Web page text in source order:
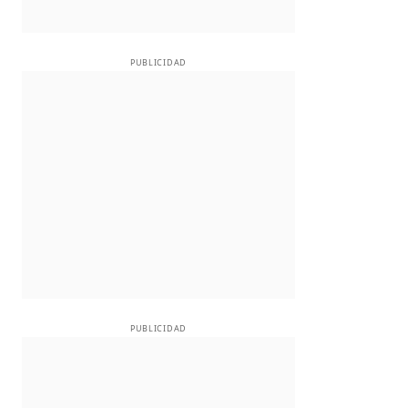
PUBLICIDAD
PUBLICIDAD